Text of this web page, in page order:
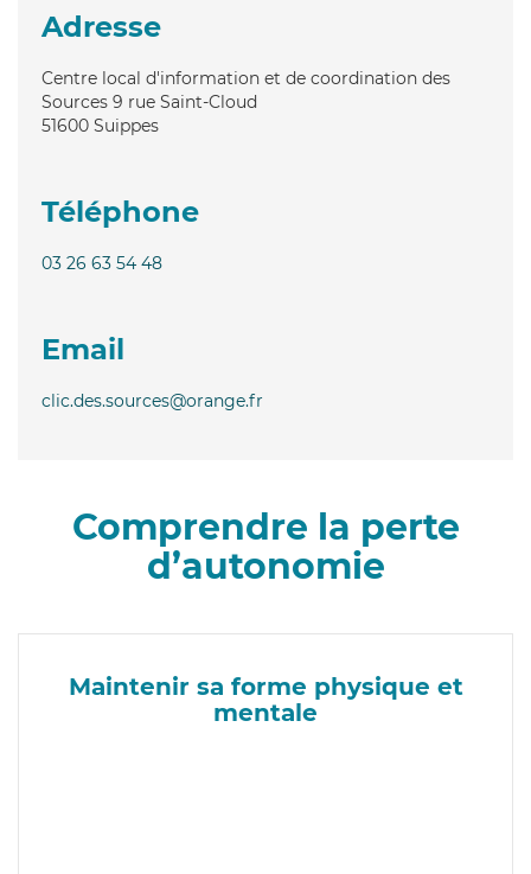
Adresse
Centre local d'information et de coordination des
Sources 9 rue Saint-Cloud
51600 Suippes
Téléphone
03 26 63 54 48
Email
clic.des.sources@orange.fr
Comprendre la perte
d’autonomie
Maintenir sa forme physique et
mentale